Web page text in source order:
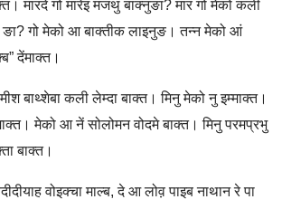
मारदे गो मारेइ मजथु बाक्‍नुङा? मार गो मेको कली
ङा? गो मेको आ बाक्‍तीक लाइनुङ। तन्‍न मेको आं
देंमाक्‍त।
बाथ्‍शेबा कली लेम्‍दा बाक्‍त। मिनु मेको नु इम्‍माक्‍त।
मेको आ नें सोलोमन वोदमे बाक्‍त। मिनु परमप्रभु
बाक्‍त।
वोइक्‍चा माल्ब, दे आ लोव़ पाइब नाथान रे पा